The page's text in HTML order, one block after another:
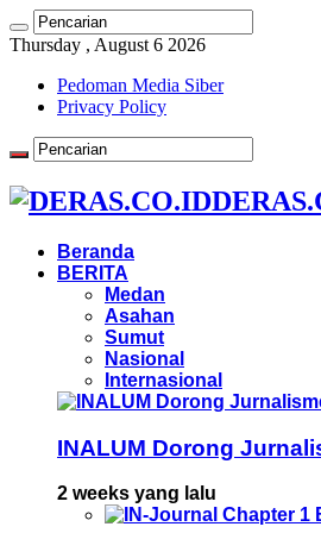
Thursday , August 6 2026
Pedoman Media Siber
Privacy Policy
Beranda
BERITA
Medan
Asahan
Sumut
Nasional
Internasional
INALUM Dorong
2 weeks yang lalu